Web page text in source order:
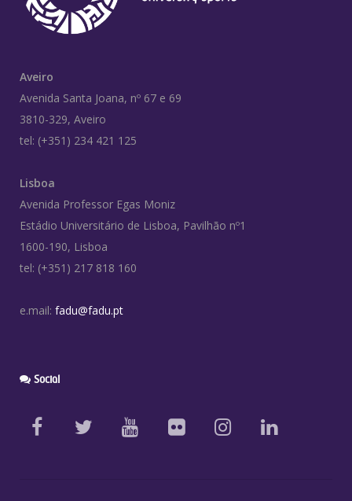
Aveiro
Avenida Santa Joana, nº 67 e 69
3810-329, Aveiro
tel: (+351) 234 421 125
Lisboa
Avenida Professor Egas Moniz
Estádio Universitário de Lisboa, Pavilhão nº1
1600-190, Lisboa
tel: (+351) 217 818 160
e.mail: fadu@fadu.pt
Social